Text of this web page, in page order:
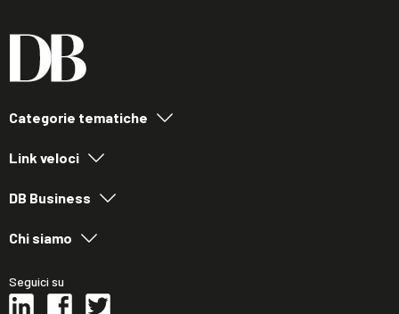
Categorie tematiche
Link veloci
DB Business
Chi siamo
Seguici su